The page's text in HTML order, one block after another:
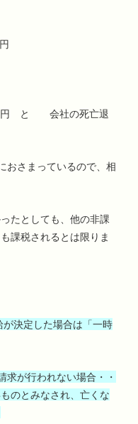
円 と 会社の死亡退
おさまっているので、相
たとしても、他の非課
課税されるとは限りま
が決定した場合は「一時
求が行われない場合・・
のとみなされ、亡くな